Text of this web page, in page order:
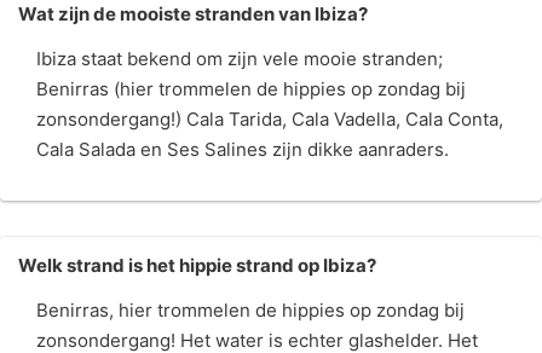
Wat zijn de mooiste stranden van Ibiza?
Ibiza staat bekend om zijn vele mooie stranden;
Benirras (hier trommelen de hippies op zondag bij
zonsondergang!) Cala Tarida, Cala Vadella, Cala Conta,
Cala Salada en Ses Salines zijn dikke aanraders.
Welk strand is het hippie strand op Ibiza?
Benirras, hier trommelen de hippies op zondag bij
zonsondergang! Het water is echter glashelder. Het